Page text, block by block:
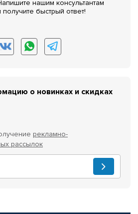
нашим консультантам
получите быстрый ответ!
о новинках и скидках
рекламно-
рассылок